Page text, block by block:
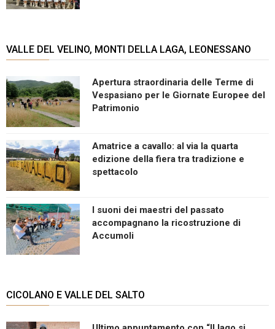
VALLE DEL VELINO, MONTI DELLA LAGA, LEONESSANO
Apertura straordinaria delle Terme di
Vespasiano per le Giornate Europee del
Patrimonio
Amatrice a cavallo: al via la quarta
edizione della fiera tra tradizione e
spettacolo
I suoni dei maestri del passato
accompagnano la ricostruzione di
Accumoli
CICOLANO E VALLE DEL SALTO